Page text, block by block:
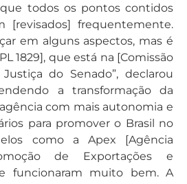
todos os pontos contidos
[revisados] frequentemente.
em alguns aspectos, mas é
1829], que está na [Comissão
do Senado”, declarou
a transformação da
com mais autonomia e
para promover o Brasil no
como a Apex [Agência
de Exportações e
funcionaram muito bem. A